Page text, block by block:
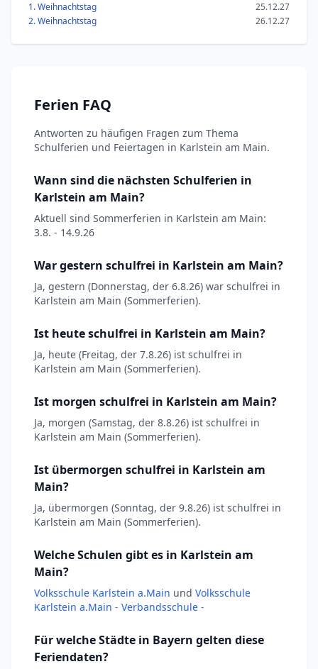
1. Weihnachtstag
25.12.27
2. Weihnachtstag
26.12.27
Ferien FAQ
Antworten zu häufigen Fragen zum Thema
Schulferien und Feiertagen in Karlstein am Main.
Wann sind die nächsten Schulferien in
Karlstein am Main?
Aktuell sind Sommerferien in Karlstein am Main:
3.8. - 14.9.26
War gestern schulfrei in Karlstein am Main?
Ja, gestern (Donnerstag, der 6.8.26) war schulfrei in
Karlstein am Main (Sommerferien).
Ist heute schulfrei in Karlstein am Main?
Ja, heute (Freitag, der 7.8.26) ist schulfrei in
Karlstein am Main (Sommerferien).
Ist morgen schulfrei in Karlstein am Main?
Ja, morgen (Samstag, der 8.8.26) ist schulfrei in
Karlstein am Main (Sommerferien).
Ist übermorgen schulfrei in Karlstein am
Main?
Ja, übermorgen (Sonntag, der 9.8.26) ist schulfrei in
Karlstein am Main (Sommerferien).
Welche Schulen gibt es in Karlstein am
Main?
Volksschule Karlstein a.Main und Volksschule
Karlstein a.Main - Verbandsschule -
Für welche Städte in Bayern gelten diese
Feriendaten?